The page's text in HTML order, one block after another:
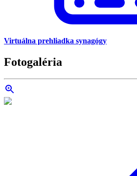
Virtuálna prehliadka synagógy
Fotogaléria